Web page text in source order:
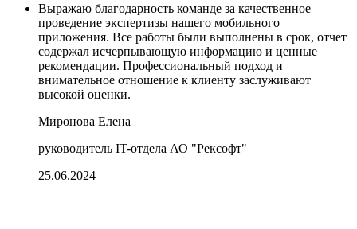
Выражаю благодарность команде за качественное
проведение экспертизы нашего мобильного
приложения. Все работы были выполнены в срок, отчет
содержал исчерпывающую информацию и ценные
рекомендации. Профессиональный подход и
внимательное отношение к клиенту заслуживают
высокой оценки.
Миронова Елена
руководитель IT-отдела АО "Рексофт"
25.06.2024